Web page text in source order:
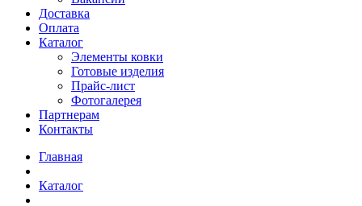
Доставка
Оплата
Каталог
Элементы ковки
Готовые изделия
Прайс-лист
Фотогалерея
Партнерам
Контакты
Главная
Каталог